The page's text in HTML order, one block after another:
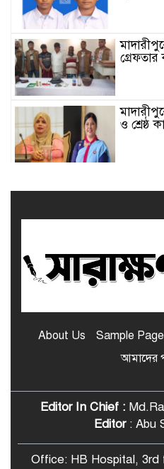
ও শ্রেষ্ঠ
শিবচরের
শিবচরে
মালামাল
শিবচরে
ভাড়ার
About Us Sample Page
আমাদের
Editor In Chief :
Editor: Abu
Office: HB Hospital,